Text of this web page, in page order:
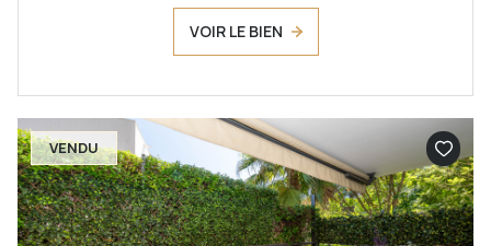
VOIR LE BIEN
VENDU